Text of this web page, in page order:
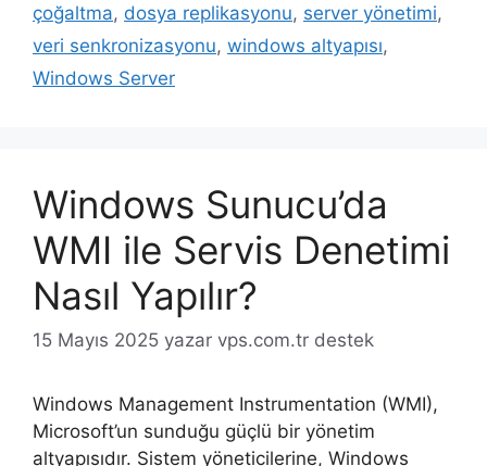
çoğaltma, dosya replikasyonu, server yönetimi,
veri senkronizasyonu, windows altyapısı,
Windows Server
Windows Sunucu’da
WMI ile Servis Denetimi
Nasıl Yapılır?
15 Mayıs 2025 yazar vps.com.tr destek
Windows Management Instrumentation (WMI),
Microsoft’un sunduğu güçlü bir yönetim
altyapısıdır. Sistem yöneticilerine, Windows